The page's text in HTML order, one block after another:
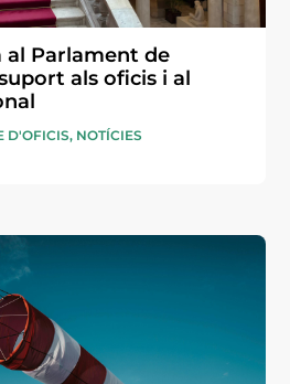
al Parlament de
als oficis i al
D'OFICIS, NOTÍCIES